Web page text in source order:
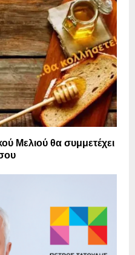
Μελιού θα συμμετέχει